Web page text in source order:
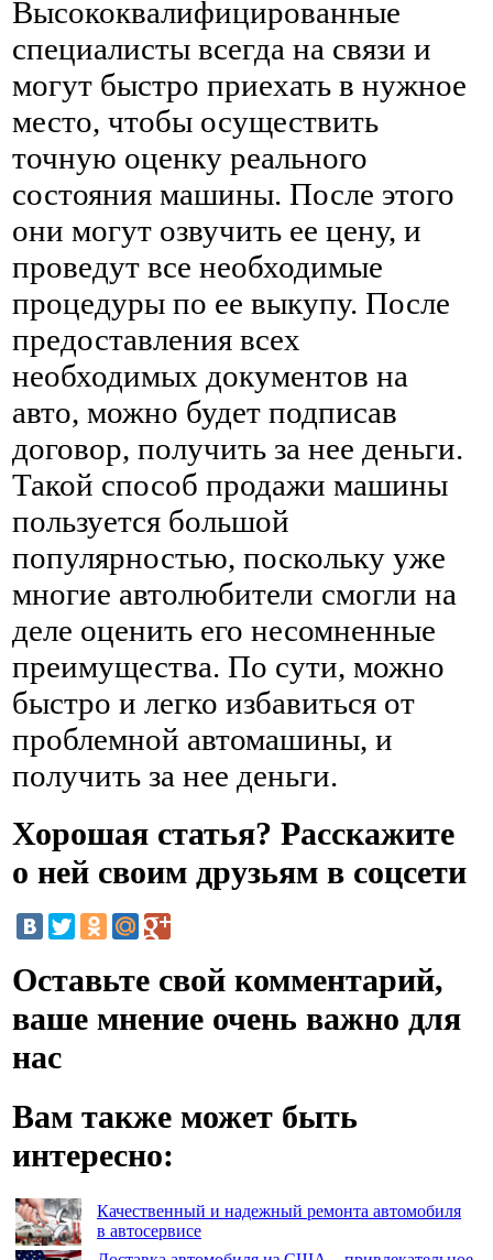
Высококвалифицированные
специалисты всегда на связи и
могут быстро приехать в нужное
место, чтобы осуществить
точную оценку реального
состояния машины. После этого
они могут озвучить ее цену, и
проведут все необходимые
процедуры по ее выкупу. После
предоставления всех
необходимых документов на
авто, можно будет подписав
договор, получить за нее деньги.
Такой способ продажи машины
пользуется большой
популярностью, поскольку уже
многие автолюбители смогли на
деле оценить его несомненные
преимущества. По сути, можно
быстро и легко избавиться от
проблемной автомашины, и
получить за нее деньги.
Хорошая статья? Расскажите
о ней своим друзьям в соцсети
Оставьте свой комментарий,
ваше мнение очень важно для
нас
Вам также может быть
интересно:
Качественный и надежный ремонта автомобиля
в автосервисе